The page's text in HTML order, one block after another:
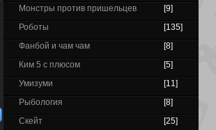
Монстры против пришельцев
[9]
Роботы
[135]
Фанбой и чам чам
[8]
Ким 5 с плюсом
[5]
Умизуми
[11]
Рыбология
[8]
Скейт
[25]